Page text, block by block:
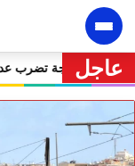
عاجل
موجة حر تصل إلى 47 درجة تضرب عدداً من